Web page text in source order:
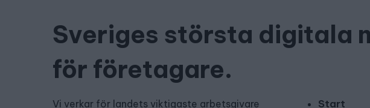
Sveriges största digitala
för företagare.
Vi verkar för landets viktigaste arbetsgivare Start